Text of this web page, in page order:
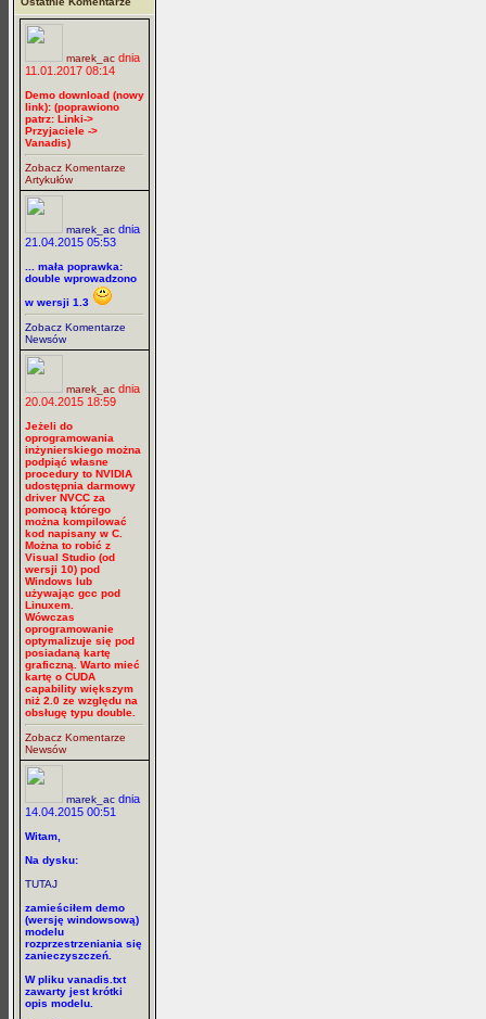
marek_ac dnia
11.01.2017 08:14
Demo download (nowy
link): (poprawiono
patrz: Linki->
Przyjaciele ->
Vanadis)
Zobacz Komentarze
Artykułów
marek_ac dnia
21.04.2015 05:53
... mała poprawka:
double wprowadzono
w wersji 1.3
Zobacz Komentarze
Newsów
marek_ac dnia
20.04.2015 18:59
Jeżeli do
oprogramowania
inżynierskiego można
podpiąć własne
procedury to NVIDIA
udostępnia darmowy
driver NVCC za
pomocą którego
można kompilować
kod napisany w C.
Można to robić z
Visual Studio (od
wersji 10) pod
Windows lub
używając gcc pod
Linuxem.
Wówczas
oprogramowanie
optymalizuje się pod
posiadaną kartę
graficzną. Warto mieć
kartę o CUDA
capability większym
niż 2.0 ze względu na
obsługę typu double.
Zobacz Komentarze
Newsów
marek_ac dnia
14.04.2015 00:51
Witam,
Na dysku:
TUTAJ
zamieściłem demo
(wersję windowsową)
modelu
rozprzestrzeniania się
zanieczyszczeń.
W pliku vanadis.txt
zawarty jest krótki
opis modelu.